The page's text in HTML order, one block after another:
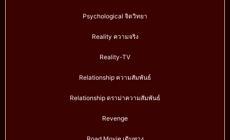
Psychological จิตวิทยา
Reality ความจริง
Reality-TV
Relationship ความสัมพันธ์
Relationship ดราม่าความสัมพันธ์
Revenge